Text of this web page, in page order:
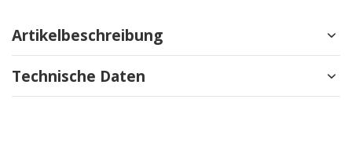
Artikelbeschreibung
Technische Daten